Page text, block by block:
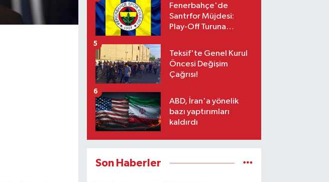
Fenerbahçe'de
Santrfor Müjdesi:
Play-Off Turuna
Teksif'te Genel Kurul
Öncesi Değişim
Çağrısı!
5
ABD, İran'a yönelik
bazı yaptırımları
kaldırdı
6
Son Haberler